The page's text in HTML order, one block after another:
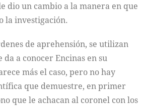
dio un cambio a la manera en que
la investigación.
de aprehensión, se utilizan
a conocer Encinas en su
más el caso, pero no hay
que demuestre, en primer
que le achacan al coronel con los